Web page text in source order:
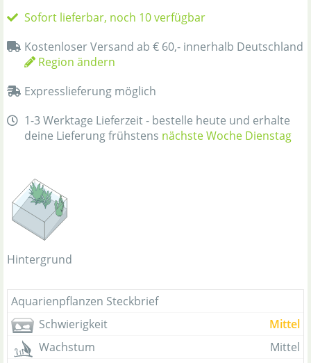
Sofort lieferbar, noch 10 verfügbar
Kostenloser Versand ab € 60,- innerhalb Deutschland
Region ändern
Expresslieferung möglich
1-3 Werktage Lieferzeit - bestelle heute und erhalte
deine Lieferung frühstens nächste Woche Dienstag
Hintergrund
Aquarienpflanzen Steckbrief
Schwierigkeit
Mittel
Wachstum
Mittel